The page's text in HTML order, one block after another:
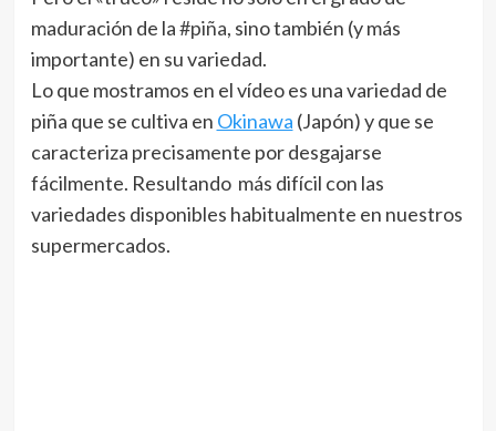
maduración de la#piña, sino también (y más
importante) en su variedad.
Lo que mostramos en el vídeo es una variedad de
piña que se cultiva en Okinawa (Japón) y que se
caracteriza precisamente por desgajarse
fácilmente. Resultando más difícil con las
variedades disponibles habitualmente en nuestros
supermercados.